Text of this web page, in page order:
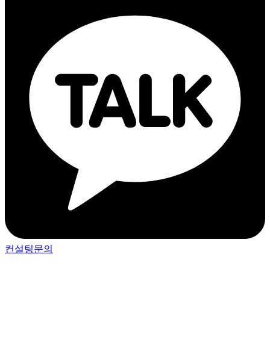
컨설팅문의